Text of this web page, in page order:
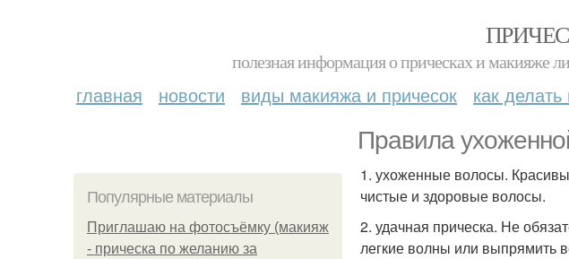
полезная информация о прическах и макияже
главная новости виды макияжа и причесок как
Правила
Популярные материалы
Приглашаю на фотосъёмку (макияж
- прическа по желанию за
1. ухоженные волосы.
чистые и здоровые волосы.
2. удачная прическа. Не
легкие волны или выпрямить